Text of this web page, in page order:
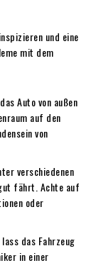
und eine
mit dem
Auto von außen
auf den
von
verschiedenen
fährt. Achte auf
oder
das Fahrzeug
in einer